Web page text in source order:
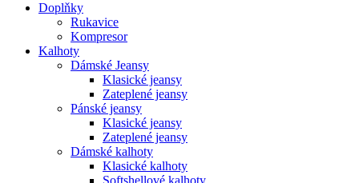
Doplňky
Rukavice
Kompresor
Kalhoty
Dámské Jeansy
Klasické jeansy
Zateplené jeansy
Pánské jeansy
Klasické jeansy
Zateplené jeansy
Dámské kalhoty
Klasické kalhoty
Softshellové kalhoty